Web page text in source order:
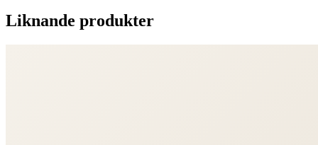
Liknande produkter